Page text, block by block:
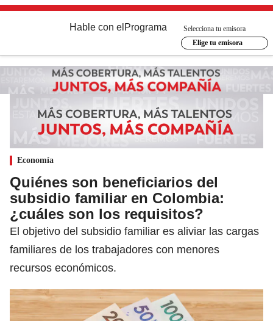
Hable con el Programa
Selecciona tu emisora
Elige tu emisora
Economía
Quiénes son beneficiarios del
subsidio familiar en Colombia:
¿cuáles son los requisitos?
El objetivo del subsidio familiar es aliviar las cargas
familiares de los trabajadores con menores
recursos económicos.